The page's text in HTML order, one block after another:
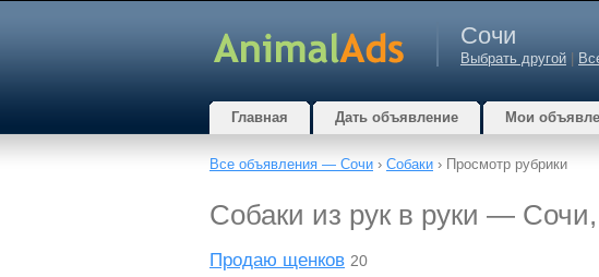
Сочи
Выбрать другой
Главная Дать объявление Мои
Все объявления — Сочи › Собаки › Просмотр рубрики
Собаки из рук в руки —
Продаю щенков 20